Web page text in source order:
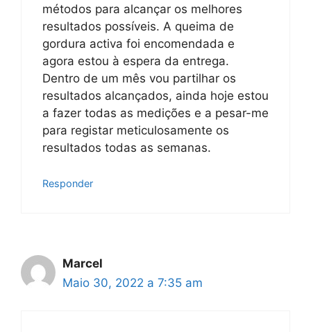
métodos para alcançar os melhores
resultados possíveis. A queima de
gordura activa foi encomendada e
agora estou à espera da entrega.
Dentro de um mês vou partilhar os
resultados alcançados, ainda hoje estou
a fazer todas as medições e a pesar-me
para registar meticulosamente os
resultados todas as semanas.
Responder
Marcel
Maio 30, 2022 a 7:35 am